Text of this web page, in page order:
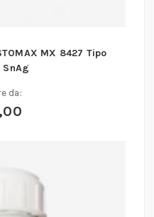
MX 8427 Tipo
SnAg
da: